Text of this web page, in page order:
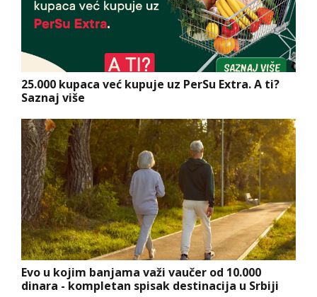
25.000 kupaca već kupuje uz PerSu Extra. A ti?
Saznaj više
Evo u kojim banjama važi vaučer od 10.000
dinara - kompletan spisak destinacija u Srbiji